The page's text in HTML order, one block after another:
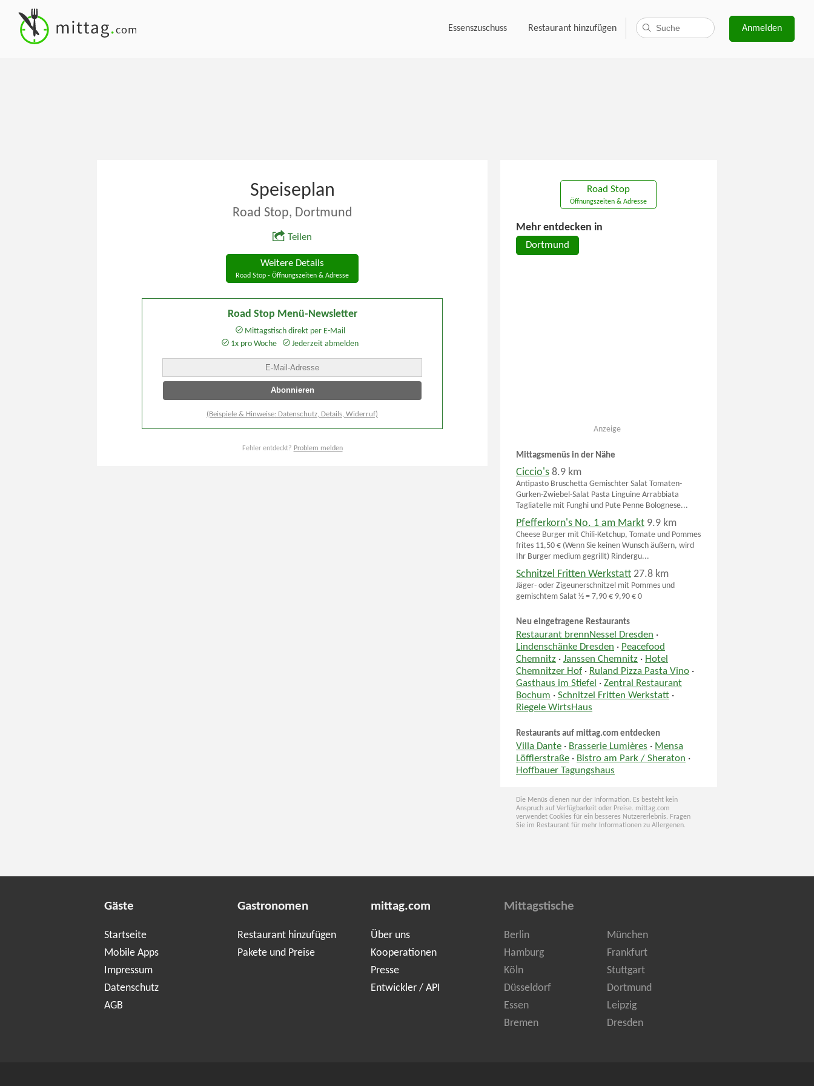
Essenszuschuss Restaurant hinzufügen Anmelden
Speiseplan
Road Stop, Dortmund
Teilen
Weitere Details
Road Stop - Öffnungszeiten & Adresse
Road Stop Menü-Newsletter
Mittagstisch direkt per E-Mail
1x pro Woche
Jederzeit abmelden
(Beispiele & Hinweise: Datenschutz, Details, Widerruf)
Fehler entdeckt? Problem melden
Road Stop
Öffnungszeiten & Adresse
Mehr entdecken in
Dortmund
Anzeige
Mittagsmenüs in der Nähe
Ciccio's 8.9 km
Antipasto Bruschetta Gemischter Salat Tomaten-
Gurken-Zwiebel-Salat Pasta Linguine Arrabbiata
Tagliatelle mit Funghi und Pute Penne Bolognese...
Pfefferkorn's No. 1 am Markt 9.9 km
Cheese Burger mit Chili-Ketchup, Tomate und Pommes
frites 11,50 € (Wenn Sie keinen Wunsch äußern, wird
Ihr Burger medium gegrillt) Rindergu...
Schnitzel Fritten Werkstatt 27.8 km
Jäger- oder Zigeunerschnitzel mit Pommes und
gemischtem Salat ½ = 7,90 € 9,90 € 0
Neu eingetragene Restaurants
Restaurant brennNessel Dresden ·
Lindenschänke Dresden · Peacefood
Chemnitz ·Janssen Chemnitz · Hotel
Chemnitzer Hof · Ruland Pizza Pasta Vino ·
Gasthaus im Stiefel ·Zentral Restaurant
Bochum ·Schnitzel Fritten Werkstatt ·
Riegele WirtsHaus
Restaurants auf mittag.com entdecken
Villa Dante · Brasserie Lumières · Mensa
Löfflerstraße · Bistro am Park / Sheraton ·
Hoffbauer Tagungshaus
Die Menüs dienen nur der Information. Es besteht kein
Anspruch auf Verfügbarkeit oder Preise. mittag.com
verwendet Cookies für ein besseres Nutzererlebnis. Fragen
Sie im Restaurant für mehr Informationen zu Allergenen.
Gäste
Startseite
Mobile Apps
Impressum
Datenschutz
AGB
Gastronomen
Restaurant hinzufügen
Pakete und Preise
mittag.com
Über uns
Kooperationen
Presse
Entwickler / API
Mittagstische
Berlin
München
Hamburg
Frankfurt
Köln
Stuttgart
Düsseldorf
Dortmund
Essen
Leipzig
Bremen
Dresden